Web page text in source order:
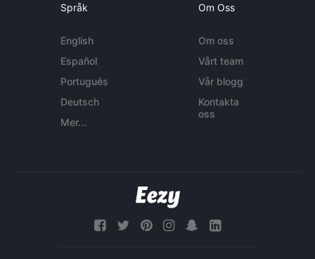
Språk
English
Español
Português
Deutsch
Mer...
Om Oss
Om oss
Vårt team
Vår blogg
Kontakta
oss